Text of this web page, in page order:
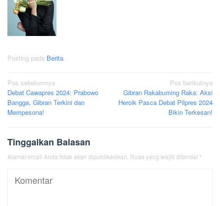
Posting pada Berita
Navigasi
pos
Pos sebelumnya
Debat Cawapres 2024: Prabowo
Bangga, Gibran Terkini dan
Mempesona!
Pos berikutnya
Gibran Rakabuming Raka: Aksi
Heroik Pasca Debat Pilpres 2024
Bikin Terkesan!
Tinggalkan Balasan
Alamat email Anda tidak akan dipublikasikan. Ruas yang wajib ditandai *